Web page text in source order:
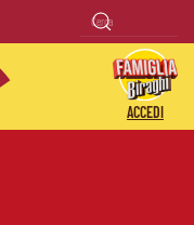
ACCEDI